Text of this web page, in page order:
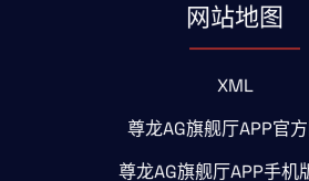
网站地图
XML
尊龙AG旗舰厅APP官
尊龙AG旗舰厅APP手机